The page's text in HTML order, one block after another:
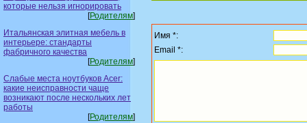
которые нельзя игнорировать
[Родителям]
Итальянская элитная мебель в
интерьере: стандарты
фабричного качества
[Родителям]
Слабые места ноутбуков Acer:
какие неисправности чаще
возникают после нескольких лет
работы
[Родителям]
Имя *:
Email *: